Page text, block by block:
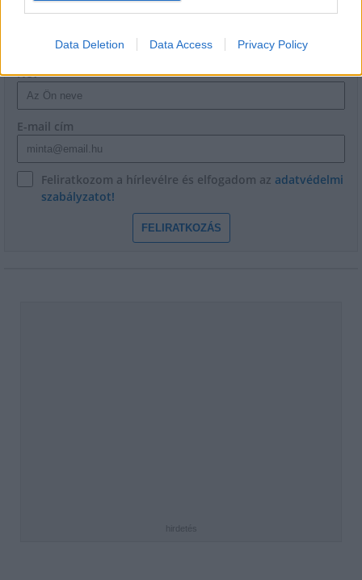
Data Deletion Data Access Privacy Policy
Név
E-mail cím
Feliratkozom a hírlevélre és elfogadom az adatvédelmi
szabályzatot!
FELIRATKOZÁS
hirdetés